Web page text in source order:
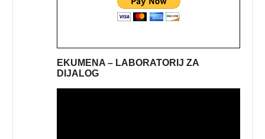
EKUMENA – LABORATORIJ ZA
DIJALOG